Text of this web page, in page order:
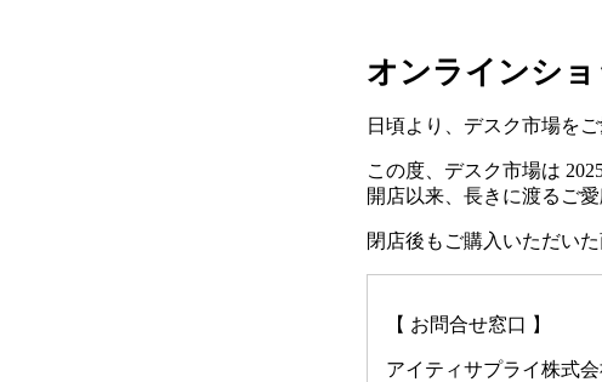
オンラインショ
日頃より、デスク市場を
この度、デスク市場は
開店以来、長きに渡るご
閉店後もご購入いただい
【 お問合せ窓口 】
アイティサプライ株式会